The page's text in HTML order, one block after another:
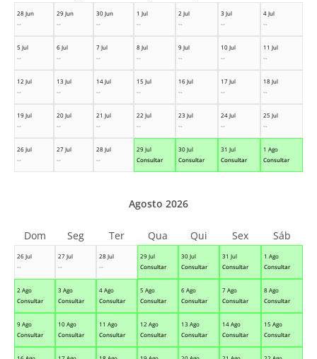
28 Jun
--
29 Jun
--
30 Jun
--
1 Jul
--
2 Jul
--
3 Jul
--
4 Jul
--
5 Jul
--
6 Jul
--
7 Jul
--
8 Jul
--
9 Jul
--
10 Jul
--
11 Jul
--
12 Jul
--
13 Jul
--
14 Jul
--
15 Jul
--
16 Jul
--
17 Jul
--
18 Jul
--
19 Jul
--
20 Jul
--
21 Jul
--
22 Jul
--
23 Jul
--
24 Jul
--
25 Jul
--
26 Jul
--
27 Jul
--
28 Jul
--
29 Jul
Consultar
30 Jul
Consultar
31 Jul
Consultar
1 Ago
Consultar
26 Jul
--
27 Jul
--
28 Jul
--
29 Jul
Consultar
30 Jul
Consultar
31 Jul
Consultar
1 Ago
Consultar
2 Ago
Consultar
3 Ago
Consultar
4 Ago
Consultar
5 Ago
Consultar
6 Ago
Consultar
7 Ago
Consultar
8 Ago
Consultar
9 Ago
Consultar
10 Ago
Consultar
11 Ago
Consultar
12 Ago
Consultar
13 Ago
Consultar
14 Ago
Consultar
15 Ago
Consultar
Agosto 2026
Dom Seg Ter Qua Qui Sex Sáb